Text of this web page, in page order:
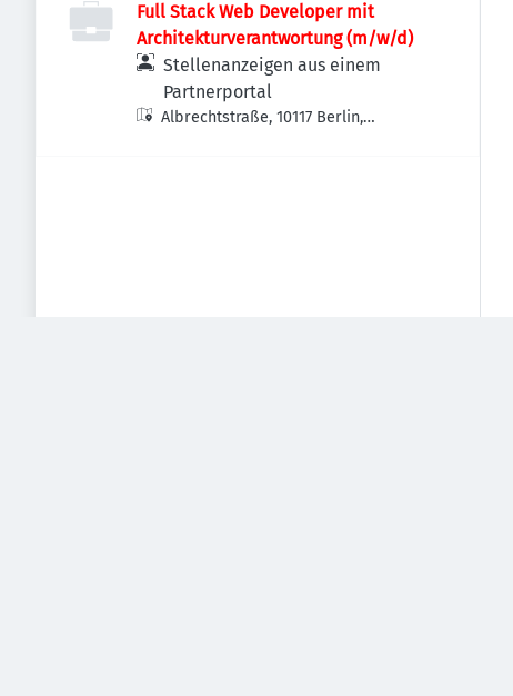
Full Stack Web Developer mit
Architekturverantwortung (m/w/d)
Stellenanzeigen aus einem
Partnerportal
Albrechtstraße, 10117 Berlin,